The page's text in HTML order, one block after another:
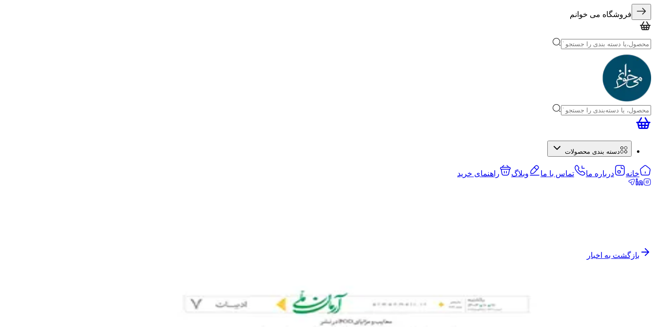
فروشگاه می خوانم
دسته بندی محصولات
خانه درباره ما تماس با ما وبلاگ راهنمای خرید
بازگشت به اخبار